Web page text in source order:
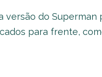
versão do
para frente,